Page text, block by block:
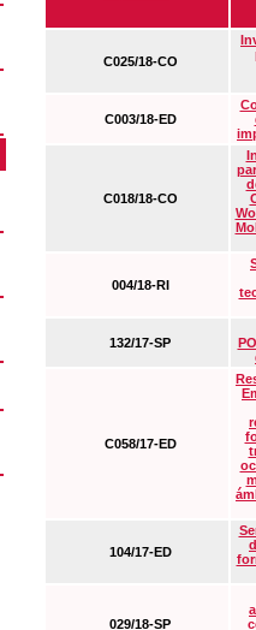
C025/18-CO
C003/18-ED
C018/18-CO
004/18-RI
132/17-SP
C058/17-ED
104/17-ED
029/18-SP